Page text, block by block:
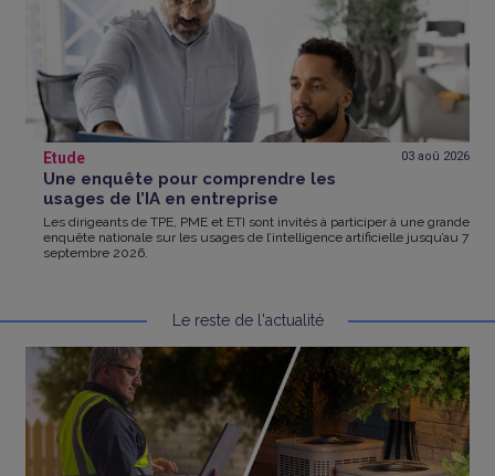
Etude 03 aoû 2026
Une enquête pour comprendre les
usages de l’IA en entreprise
Les dirigeants de TPE, PME et ETI sont invités à participer à une grande
enquête nationale sur les usages de l’intelligence artificielle jusqu’au 7
septembre 2026.
Le reste de l'actualité